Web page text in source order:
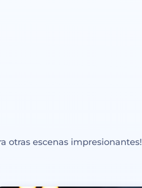
otras escenas impresionantes!